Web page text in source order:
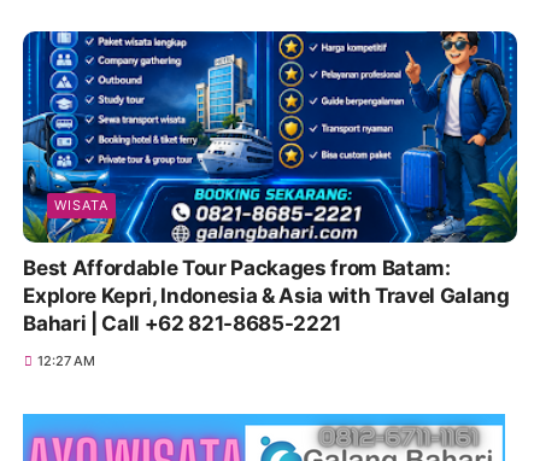
WISATA
Best Affordable Tour Packages from Batam:
Explore Kepri, Indonesia & Asia with Travel Galang
Bahari | Call +62 821-8685-2221
12:27 AM